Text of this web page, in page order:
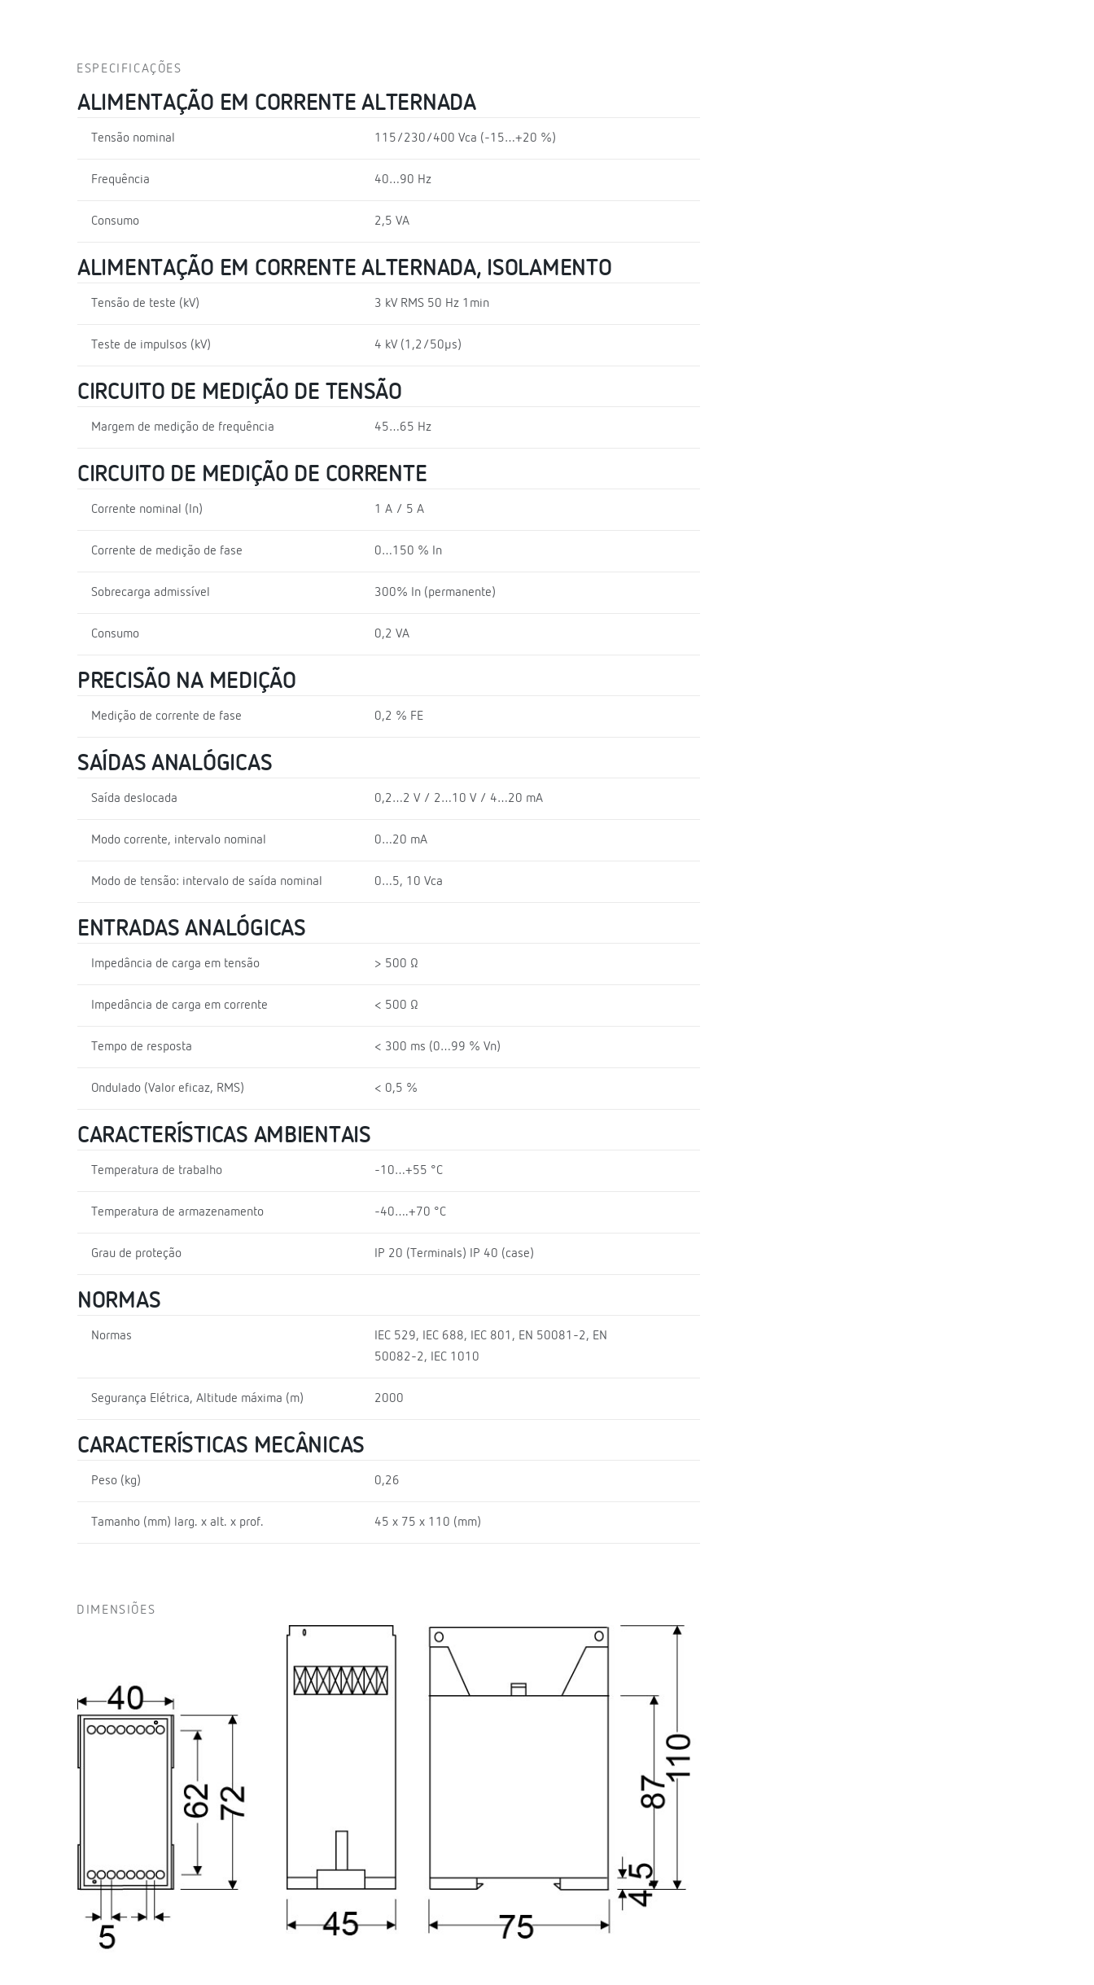
ESPECIFICAÇÕES
ALIMENTAÇÃO EM CORRENTE ALTERNADA
Tensão nominal 115/230/400 Vca (-15…+20 %)
Frequência 40…90 Hz
Consumo 2,5 VA
ALIMENTAÇÃO EM CORRENTE ALTERNADA, ISOLAMENTO
Tensão de teste (kV) 3 kV RMS 50 Hz 1min
Teste de impulsos (kV) 4 kV (1,2/50µs)
CIRCUITO DE MEDIÇÃO DE TENSÃO
Margem de medição de frequência 45…65 Hz
CIRCUITO DE MEDIÇÃO DE CORRENTE
Corrente nominal (In) 1 A / 5 A
Corrente de medição de fase 0…150 % In
Sobrecarga admissível 300% In (permanente)
Consumo 0,2 VA
PRECISÃO NA MEDIÇÃO
Medição de corrente de fase 0,2 % FE
SAÍDAS ANALÓGICAS
Saída deslocada 0,2…2 V / 2…10 V / 4…20 mA
Modo corrente, intervalo nominal 0…20 mA
Modo de tensão: intervalo de saída nominal 0…5, 10 Vca
ENTRADAS ANALÓGICAS
Impedância de carga em tensão > 500 Ω
Impedância de carga em corrente < 500 Ω
Tempo de resposta < 300 ms (0…99 % Vn)
Ondulado (Valor eficaz, RMS) < 0,5 %
CARACTERÍSTICAS AMBIENTAIS
Temperatura de trabalho -10…+55 °C
Temperatura de armazenamento -40….+70 °C
Grau de proteção IP 20 (Terminals) IP 40 (case)
NORMAS
Normas
IEC 529, IEC 688, IEC 801, EN 50081-2, EN
50082-2, IEC 1010
Segurança Elétrica, Altitude máxima (m) 2000
CARACTERÍSTICAS MECÂNICAS
Peso (kg) 0,26
Tamanho (mm) larg. x alt. x prof. 45 x 75 x 110 (mm)
DIMENSIÕES